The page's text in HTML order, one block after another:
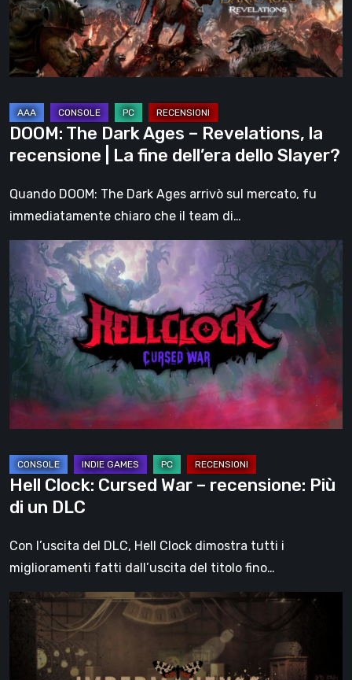
Revelations,
la
recensione
|
fine
dell’era
dello
DOOM: The Dark Ages – Revelations, la
recensione | La fine dell’era dello Slayer?
Quando DOOM: The Dark Ages arrivò sul mercato, fu
immediatamente chiaro che il team di…
Clock:
Cursed
War
–
recensione:
di
un
Hell Clock: Cursed War – recensione: Più
di un DLC
Con l’uscita del DLC, Hell Clock dimostra tutti i
miglioramenti fatti dall’uscita del titolo fino…
Impermanence:
costruire
santuario